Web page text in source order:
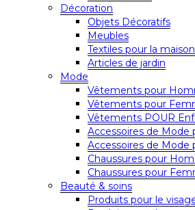
Décoration
Objets Décoratifs
Meubles
Textiles pour la maison
Articles de jardin
Mode
Vêtements pour
Vêtements pour
Vêtements POUR
Accessoires de
Accessoires de Mode
Chaussures pour
Chaussures pour
Beauté & soins
Produits pour le